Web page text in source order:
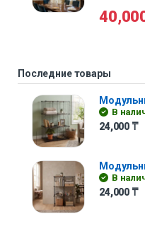
Последние товары
В
24,000 ₸
В
24,000 ₸